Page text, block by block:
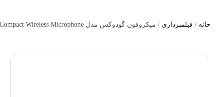
خانه / فیلمبرداری / میکروفون گودوکس مدل Godox WMicS2 UHF Compact Wireless Microphone